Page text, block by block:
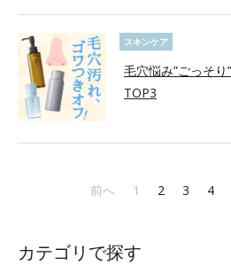
スキンケア
毛穴悩み”ごっそ
TOP3
前へ 1 2 3 4
カテゴリで探す